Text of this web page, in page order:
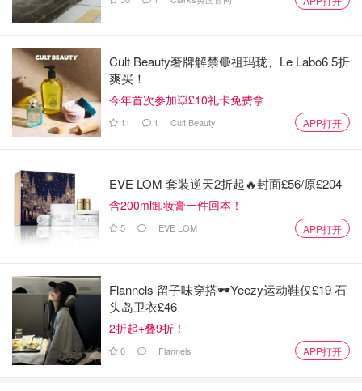
中更加与众不同的话，樱花粉和冰晶蓝都是很好的选择。
图片来自@Objkts，版权属于原作者
这款戒指叠带的思路也是非常多，和Objkts家 Adaya Ring，
Ignis Ring以及Petit Brilliant Round Band
等叠加都是很不错
Cult Beauty奢牌解禁🔴祖玛珑、Le Labo6.5折
爽买！
今年首次参加💥£10礼卡免费拿
11 1 Cult Beauty APP打开
EVE LOM 套装逆天2折起🔥封面£56/原£204
含200ml卸妆膏一件回本！
5 EVE LOM APP打开
Flannels 留子味穿搭🕶️Yeezy运动鞋仅£19 石
头岛卫衣£46
2折起+叠9折！
0 Flannels APP打开